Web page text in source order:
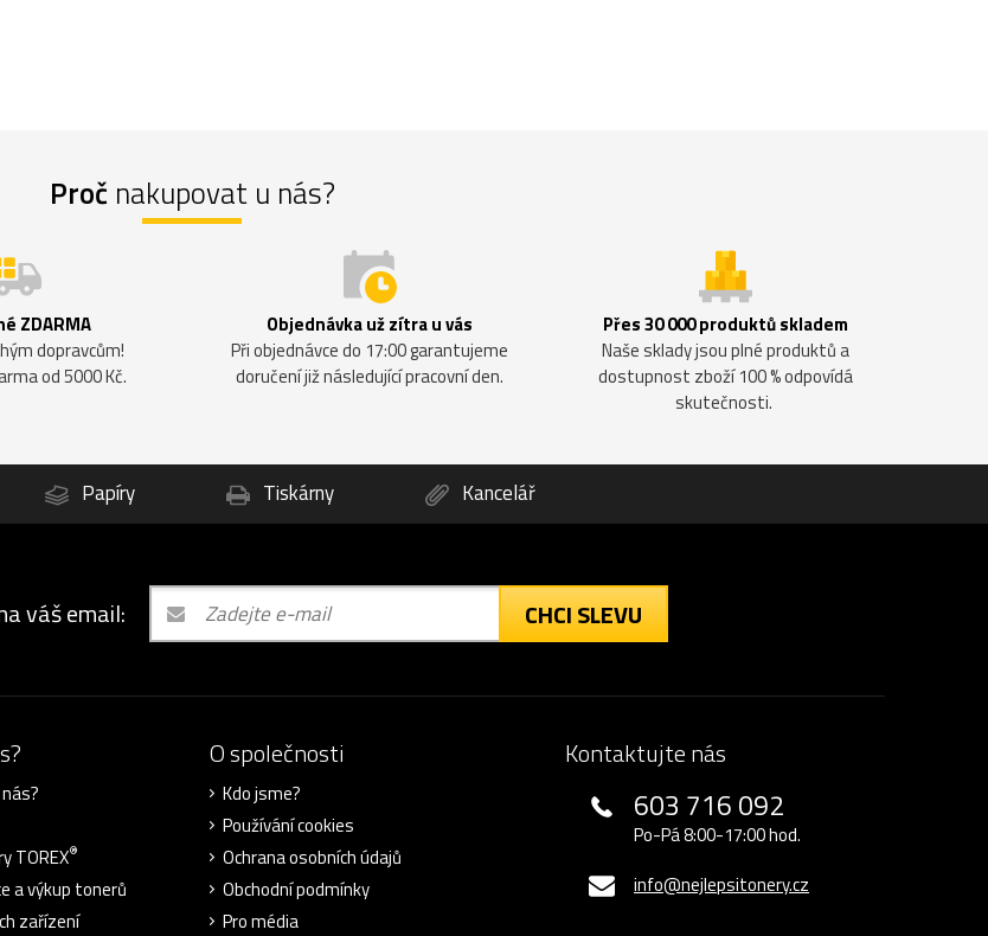
Proč nakupovat u nás?
ZDARMA
dopravcům!
od 5000 Kč.
Objednávka už zítra u vás
Při objednávce do 17:00 garantujeme
doručení již následující pracovní den.
Přes 30 000 produktů skladem
Naše sklady jsou plné produktů a
dostupnost zboží 100 % odpovídá
skutečnosti.
Papíry Tiskárny Kancelář
váš email: CHCI SLEVU
TOREX®
a výkup tonerů
zařízení
O společnosti
Kdo jsme?
Používání cookies
Ochrana osobních údajů
Obchodní podmínky
Pro média
Kontaktujte nás
603 716 092
Po-Pá 8:00-17:00 hod.
info@nejlepsitonery.cz